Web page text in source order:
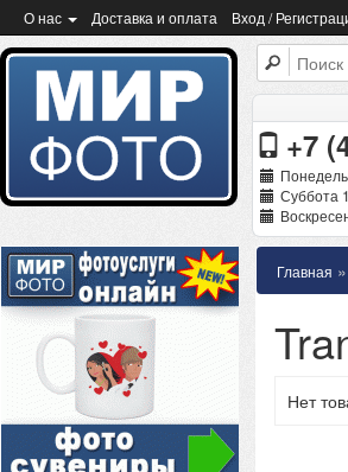
О нас Доставка и оплата Вход /
+7
Суббота
Главная »
Нет